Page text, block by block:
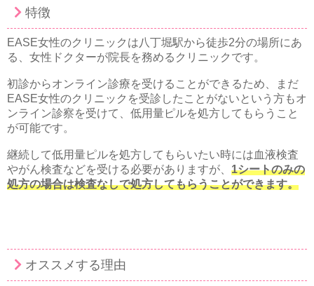
特徴
EASE女性のクリニックは八丁堀駅から徒歩2分の場所にあ
る、女性ドクターが院長を務めるクリニックです。
初診からオンライン診療を受けることができるため、まだ
EASE女性のクリニックを受診したことがないという方もオ
ンライン診察を受けて、低用量ピルを処方してもらうこと
が可能です。
継続して低用量ピルを処方してもらいたい時には血液検査
やがん検査などを受ける必要がありますが、 1シートのみの
処方の場合は検査なしで処方してもらうことができます。
オススメする理由